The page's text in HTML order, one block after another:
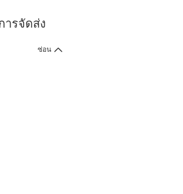
ารจัดส่ง
ซ่อน